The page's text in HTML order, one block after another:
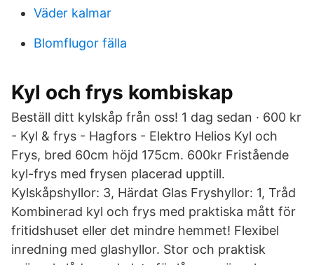
Väder kalmar
Blomflugor fälla
Kyl och frys kombiskap
Beställ ditt kylskåp från oss! 1 dag sedan · 600 kr
- Kyl & frys - Hagfors - Elektro Helios Kyl och
Frys, bred 60cm höjd 175cm. 600kr Fristående
kyl-frys med frysen placerad upptill.
Kylskåpshyllor: 3, Härdat Glas Fryshyllor: 1, Tråd
Kombinerad kyl och frys med praktiska mått för
fritidshuset eller det mindre hemmet! Flexibel
inredning med glashyllor. Stor och praktisk